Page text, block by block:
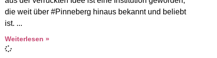
die weit über #Pinneberg hinaus bekannt und beliebt
ist.
Weiterlesen »